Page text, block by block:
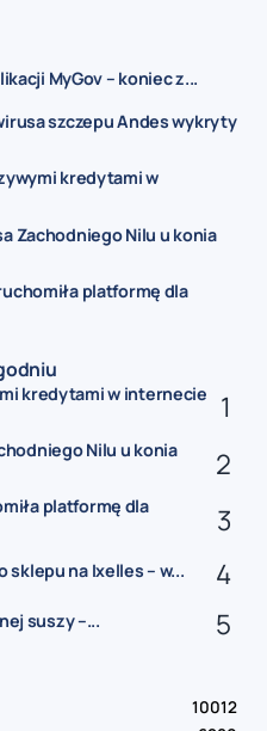
MyGov – koniec z...
szczepu Andes wykryty
kredytami w
Zachodniego Nilu u konia
platformę dla
kredytami w internecie
Nilu u konia
platformę dla
na Ixelles – w...
suszy –...
10012